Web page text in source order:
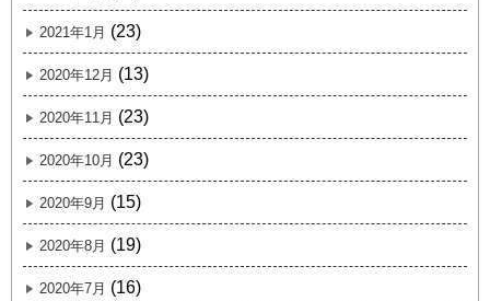
2021年1月 (23)
2020年12月 (13)
2020年11月 (23)
2020年10月 (23)
2020年9月 (15)
2020年8月 (19)
2020年7月 (16)